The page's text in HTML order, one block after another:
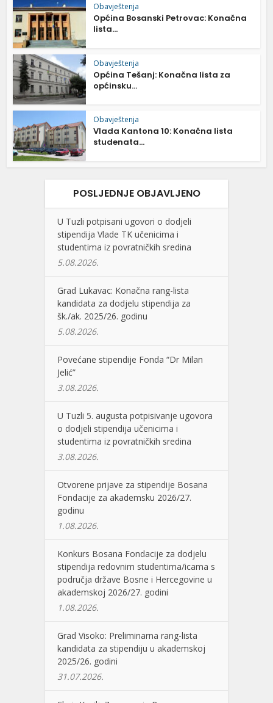
Obavještenja
Općina Bosanski Petrovac: Konačna
lista...
Obavještenja
Općina Tešanj: Konačna lista za
općinsku...
Obavještenja
Vlada Kantona 10: Konačna lista
studenata...
POSLJEDNJE OBJAVLJENO
U Tuzli potpisani ugovori o dodjeli
stipendija Vlade TK učenicima i
studentima iz povratničkih sredina
5.08.2026.
Grad Lukavac: Konačna rang-lista
kandidata za dodjelu stipendija za
šk./ak. 2025/26. godinu
5.08.2026.
Povećane stipendije Fonda “Dr Milan
Jelić”
3.08.2026.
U Tuzli 5. augusta potpisivanje ugovora
o dodjeli stipendija učenicima i
studentima iz povratničkih sredina
3.08.2026.
Otvorene prijave za stipendije Bosana
Fondacije za akademsku 2026/27.
godinu
1.08.2026.
Konkurs Bosana Fondacije za dodjelu
stipendija redovnim studentima/icama s
područja države Bosne i Hercegovine u
akademskoj 2026/27. godini
1.08.2026.
Grad Visoko: Preliminarna rang-lista
kandidata za stipendiju u akademskoj
2025/26. godini
31.07.2026.